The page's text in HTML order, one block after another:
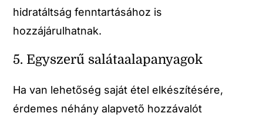
hidratáltság fenntartásához is
hozzájárulhatnak.
5. Egyszerű salátaalapanyagok
Ha van lehetőség saját étel elkészítésére,
érdemes néhány alapvető hozzávalót